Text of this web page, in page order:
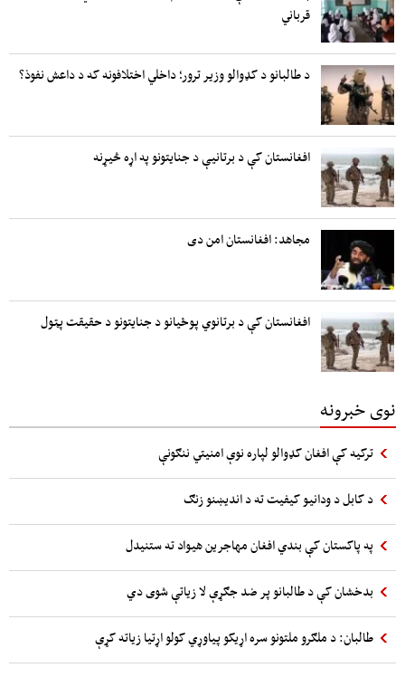
قرباني
د طالبانو د کډوالو وزیر ترور؛ داخلي اختلافونه که د داعش نفوذ؟
افغانستان کې د برتانیې د جنایتونو په اړه څیړنه
مجاهد: افغانستان امن دی
افغانستان کې د برتانوي پوځیانو د جنایتونو د حقیقت پټول
نوی خبرونه
ترکیه کې افغان کډوالو لپاره نوې امنیتي ننګونې
د کابل د ودانیو کیفیت ته د اندیښنو زنګ
په پاکستان کې بندي افغان مهاجرین هیواد ته ستنیدل
بدخشان کې د طالبانو پر ضد جګړې لا زیاتې شوی دي
طالبان: د ملګرو ملتونو سره اړیکو پیاوړي کولو اړتیا زیاته کړې